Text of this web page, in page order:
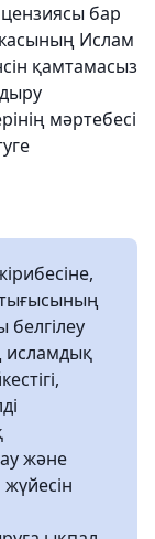
бар
Ислам
қамтамасыз
мәртебесі
исламдық
және